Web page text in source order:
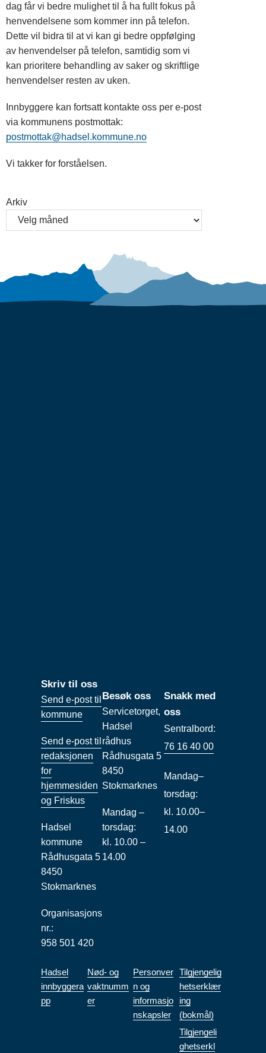
dag får vi bedre mulighet til å ha fullt fokus på
henvendelsene som kommer inn på telefon.
Dette vil bidra til at vi kan gi bedre oppfølging
av henvendelser på telefon, samtidig som vi
kan prioritere behandling av saker og skriftlige
henvendelser resten av uken.
Innbyggere kan fortsatt kontakte oss per e-post
via kommunens postmottak:
postmottak@hadsel.kommune.no
Vi takker for forståelsen.
Arkiv
Skriv til oss
Send e-post til
kommune
Send e-post til
redaksjonen
for
hjemmesiden
og Friskus
Hadsel
kommune
Rådhusgata 5
8450
Stokmarknes
Organisasjons
nr.:
958 501 420
Besøk oss
Servicetorget,
Hadsel
rådhus
Rådhusgata 5
8450
Stokmarknes
Mandag –
torsdag:
kl. 10.00 –
14.00
Snakk med
oss
Sentralbord:
76 16 40 00
Mandag–
torsdag:
kl. 10.00–
14.00
Hadsel
innbyggera
pp
Nød- og
vaktnumm
er
Personver
n og
informasjo
nskapsler
Tilgjengelig
hetserklær
ing
(bokmål)
Tilgjengeli
ghetserkl